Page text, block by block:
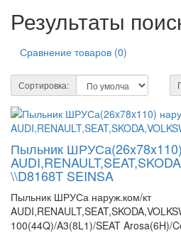
Результаты
Сравнение товаров (0)
Сортировка:
Пыльник
\\D8168T SEINSA
Пыльник ШРУСа наруж.ком/кт
100(44Q)/A3(8L1)/SEAT Arosa(6H)/